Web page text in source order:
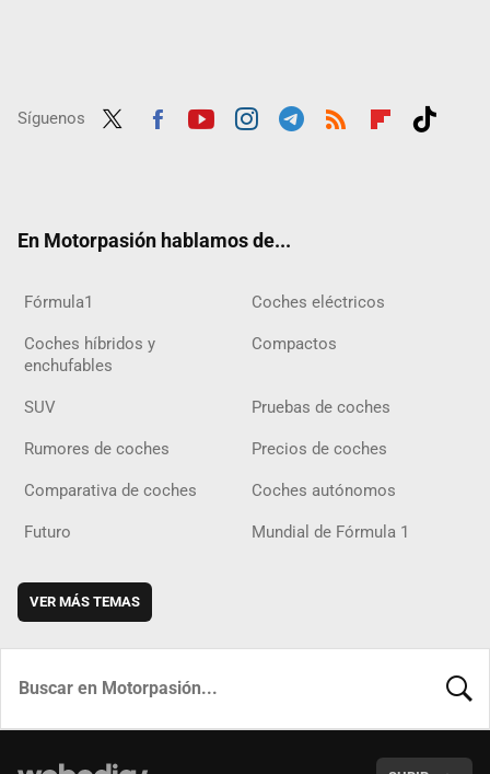
Síguenos
En Motorpasión hablamos de...
Fórmula1 Coches eléctricos
Coches híbridos y
enchufables
Compactos
SUV Pruebas de coches
Rumores de coches Precios de coches
Comparativa de coches Coches autónomos
Futuro Mundial de Fórmula 1
VER MÁS TEMAS